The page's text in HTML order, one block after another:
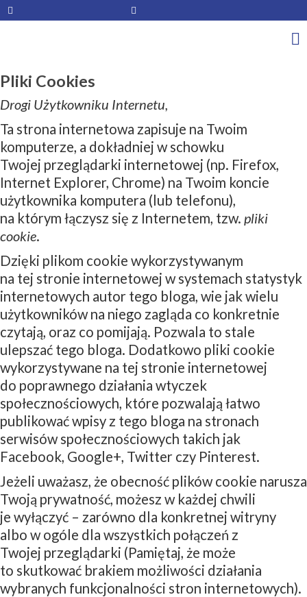
Pliki Cookies
Drogi Użytkowniku Internetu,
Ta strona internetowa zapisuje na Twoim
komputerze, a dokładniej w schowku
Twojej przeglądarki internetowej (np. Firefox,
Internet Explorer, Chrome) na Twoim koncie
użytkownika komputera (lub telefonu),
na którym łączysz się z Internetem, tzw. pliki
cookie.
Dzięki plikom cookie wykorzystywanym
na tej stronie internetowej w systemach statystyk
internetowych autor tego bloga, wie jak wielu
użytkowników na niego zagląda co konkretnie
czytają, oraz co pomijają. Pozwala to stale
ulepszać tego bloga. Dodatkowo pliki cookie
wykorzystywane na tej stronie internetowej
do poprawnego działania wtyczek
społecznościowych, które pozwalają łatwo
publikować wpisy z tego bloga na stronach
serwisów społecznościowych takich jak
Facebook, Google+, Twitter czy Pinterest.
Jeżeli uważasz, że obecność plików cookie narusza
Twoją prywatność, możesz w każdej chwili
je wyłączyć – zarówno dla konkretnej witryny
albo w ogóle dla wszystkich połączeń z
Twojej przeglądarki (Pamiętaj, że może
to skutkować brakiem możliwości działania
wybranych funkcjonalności stron internetowych).